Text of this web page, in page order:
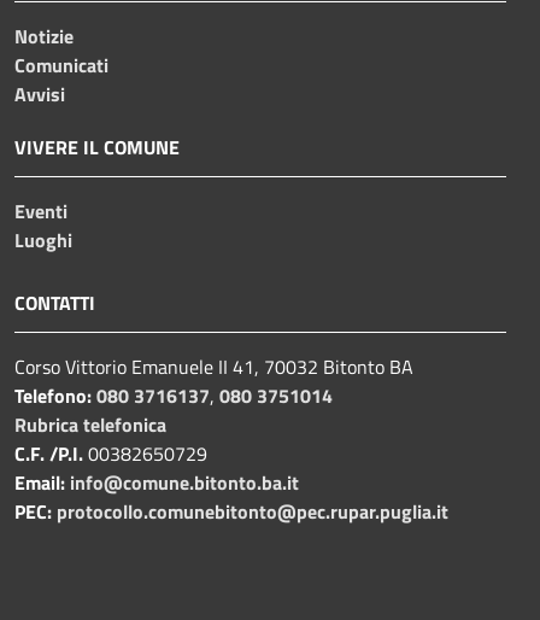
Notizie
Comunicati
Avvisi
VIVERE IL COMUNE
Eventi
Luoghi
CONTATTI
Corso Vittorio Emanuele II 41, 70032 Bitonto BA
Telefono:080 3716137, 080 3751014
Rubrica telefonica
C.F. /P.I.00382650729
Email: info@comune.bitonto.ba.it
PEC: protocollo.comunebitonto@pec.rupar.puglia.it